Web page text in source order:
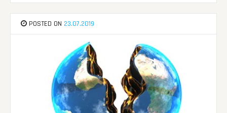
POSTED ON 23.07.2019